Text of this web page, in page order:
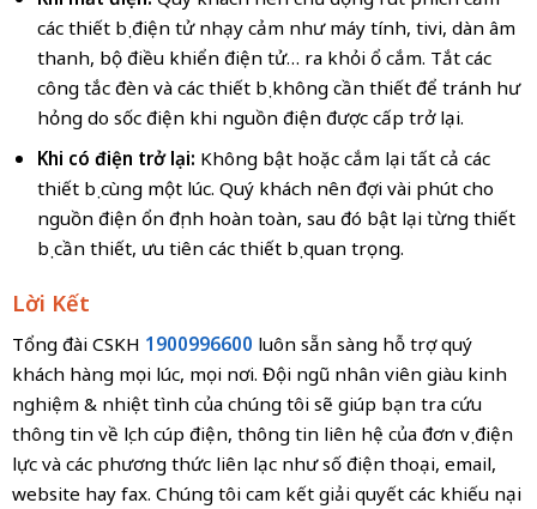
các thiết bị điện tử nhạy cảm như máy tính, tivi, dàn âm
thanh, bộ điều khiển điện tử… ra khỏi ổ cắm. Tắt các
công tắc đèn và các thiết bị không cần thiết để tránh hư
hỏng do sốc điện khi nguồn điện được cấp trở lại.
Khi có điện trở lại: Không bật hoặc cắm lại tất cả các
thiết bị cùng một lúc. Quý khách nên đợi vài phút cho
nguồn điện ổn định hoàn toàn, sau đó bật lại từng thiết
bị cần thiết, ưu tiên các thiết bị quan trọng.
Lời Kết
Tổng đài CSKH 1900996600 luôn sẵn sàng hỗ trợ quý
khách hàng mọi lúc, mọi nơi. Đội ngũ nhân viên giàu kinh
nghiệm & nhiệt tình của chúng tôi sẽ giúp bạn tra cứu
thông tin về lịch cúp điện, thông tin liên hệ của đơn vị điện
lực và các phương thức liên lạc như số điện thoại, email,
website hay fax. Chúng tôi cam kết giải quyết các khiếu nại